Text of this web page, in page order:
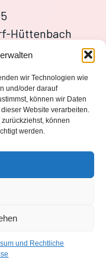
wir Technologien wie
und/oder darauf
können wir Daten
Website verarbeiten.
können
werden.
und Rechtliche
Hüttenbach
andKubio